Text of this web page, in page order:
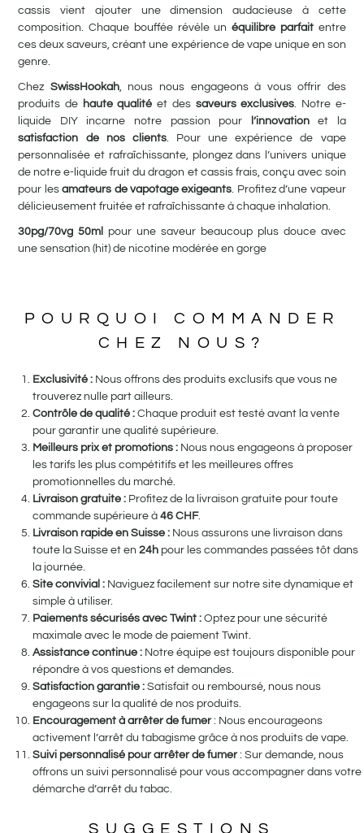
cassis vient ajouter une dimension audacieuse à cette
composition. Chaque bouffée révèle un équilibre parfaitentre
ces deux saveurs, créant une expérience de vape unique en son
genre.
Chez SwissHookah, nous nous engageons à vous offrir des
produits de haute qualité et des saveurs exclusives . Notre e-
liquide DIY incarne notre passion pour l’innovationet la
satisfaction de nos clients. Pour une expérience de vape
personnalisée et rafraîchissante, plongez dans l’univers unique
de notre e-liquide fruit du dragon et cassis frais, conçu avec soin
pour lesamateurs de vapotage exigeants . Profitez d’une vapeur
délicieusement fruitée et rafraîchissante à chaque inhalation.
30pg/70vg 50ml
pour une saveur beaucoup plus douce avec
une sensation (hit) de nicotine modérée en gorge
POURQUOI COMMANDER
CHEZ NOUS?
Exclusivité : Nous offrons des produits exclusifs que vous ne
trouverez nulle part ailleurs.
Contrôle de qualité : Chaque produit est testé avant la vente
pour garantir une qualité supérieure.
Meilleurs prix et promotions : Nous nous engageons à proposer
les tarifs les plus compétitifs et les meilleures offres
promotionnelles du marché.
Livraison gratuite : Profitez de la livraison gratuite pour toute
commande supérieure à 46 CHF.
Livraison rapide en Suisse : Nous assurons une livraison dans
toute la Suisse et en 24h pour les commandes passées tôt dans
la journée.
Site convivial : Naviguez facilement sur notre site dynamique et
simple à utiliser.
Paiements sécurisés avec Twint : Optez pour une sécurité
maximale avec le mode de paiement Twint.
Assistance continue : Notre équipe est toujours disponible pour
répondre à vos questions et demandes.
Satisfaction garantie : Satisfait ou remboursé, nous nous
engageons sur la qualité de nos produits.
Encouragement à arrêter de fumer: Nous encourageons
activement l’arrêt du tabagisme grâce à nos produits de vape.
Suivi personnalisé pour arrêter de fumer: Sur demande, nous
offrons un suivi personnalisé pour vous accompagner dans votre
démarche d’arrêt du tabac.
SUGGESTIONS